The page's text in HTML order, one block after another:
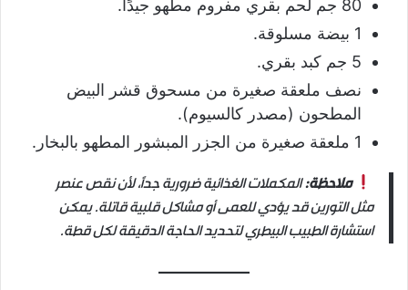
80 جم لحم بقري مفروم مطهو جيدًا.
1 بيضة مسلوقة.
5 جم كبد بقري.
نصف ملعقة صغيرة من مسحوق قشر البيض
المطحون (مصدر كالسيوم).
1 ملعقة صغيرة من الجزر المبشور المطهو بالبخار.
ملاحظة:المكملات الغذائية ضرورية جدًا، لأن نقص عنصر
مثل التورين قد يؤدي للعمى أو مشاكل قلبية قاتلة. يمكن
استشارة الطبيب البيطري لتحديد الحاجة الدقيقة لكل قطة.